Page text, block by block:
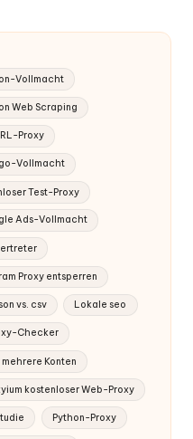
Vollmacht
Web Scraping
Proxy
Vollmacht
Test-Proxy
Ads-Vollmacht
Proxy entsperren
vs. csv Lokale seo
Checker
mehrere Konten
kostenloser Web-Proxy
Python-Proxy